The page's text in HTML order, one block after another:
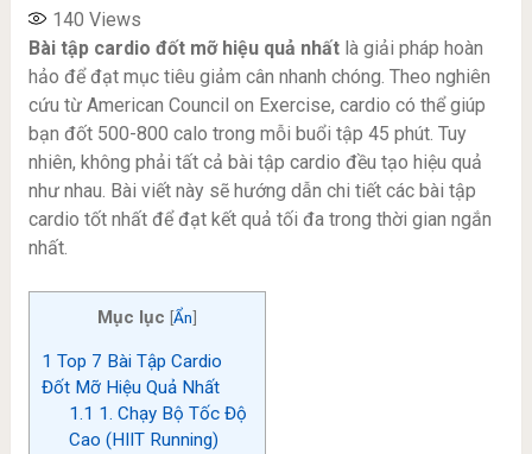
140 Views
Bài tập cardio đốt mỡ hiệu quả nhấtlà giải pháp hoàn
hảo để đạt mục tiêu giảm cân nhanh chóng. Theo nghiên
cứu từ American Council on Exercise, cardio có thể giúp
bạn đốt 500-800 calo trong mỗi buổi tập 45 phút. Tuy
nhiên, không phải tất cả bài tập cardio đều tạo hiệu quả
như nhau. Bài viết này sẽ hướng dẫn chi tiết các bài tập
cardio tốt nhất để đạt kết quả tối đa trong thời gian ngắn
nhất.
Mục lục [Ẩn]
1 Top 7 Bài Tập Cardio
Đốt Mỡ Hiệu Quả Nhất
1.1 1. Chạy Bộ Tốc Độ
Cao (HIIT Running)